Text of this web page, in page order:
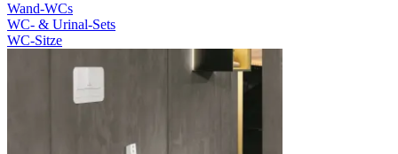
Wand-WCs
WC- & Urinal-Sets
WC-Sitze